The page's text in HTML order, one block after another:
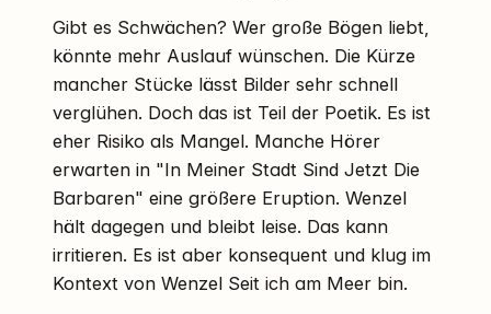
Gibt es Schwächen? Wer große Bögen liebt,
könnte mehr Auslauf wünschen. Die Kürze
mancher Stücke lässt Bilder sehr schnell
verglühen. Doch das ist Teil der Poetik. Es ist
eher Risiko als Mangel. Manche Hörer
erwarten in "In Meiner Stadt Sind Jetzt Die
Barbaren" eine größere Eruption. Wenzel
hält dagegen und bleibt leise. Das kann
irritieren. Es ist aber konsequent und klug im
Kontext von Wenzel Seit ich am Meer bin.